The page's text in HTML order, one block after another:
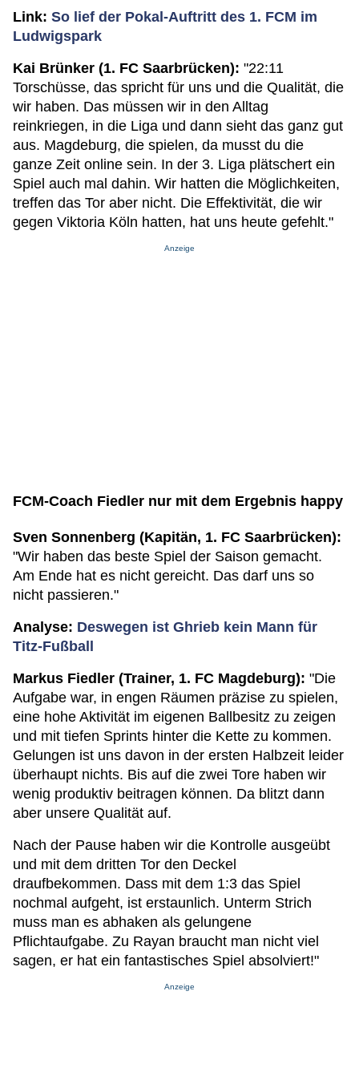
Link: So lief der Pokal-Auftritt des 1. FCM im
Ludwigspark
Kai Brünker (1. FC Saarbrücken): "22:11
Torschüsse, das spricht für uns und die Qualität, die
wir haben. Das müssen wir in den Alltag
reinkriegen, in die Liga und dann sieht das ganz gut
aus. Magdeburg, die spielen, da musst du die
ganze Zeit online sein. In der 3. Liga plätschert ein
Spiel auch mal dahin. Wir hatten die Möglichkeiten,
treffen das Tor aber nicht. Die Effektivität, die wir
gegen Viktoria Köln hatten, hat uns heute gefehlt."
Anzeige
FCM-Coach Fiedler nur mit dem Ergebnis happy
Sven Sonnenberg (Kapitän, 1. FC Saarbrücken):
"Wir haben das beste Spiel der Saison gemacht.
Am Ende hat es nicht gereicht. Das darf uns so
nicht passieren."
Analyse: Deswegen ist Ghrieb kein Mann für
Titz-Fußball
Markus Fiedler (Trainer, 1. FC Magdeburg): "Die
Aufgabe war, in engen Räumen präzise zu spielen,
eine hohe Aktivität im eigenen Ballbesitz zu zeigen
und mit tiefen Sprints hinter die Kette zu kommen.
Gelungen ist uns davon in der ersten Halbzeit leider
überhaupt nichts. Bis auf die zwei Tore haben wir
wenig produktiv beitragen können. Da blitzt dann
aber unsere Qualität auf.
Nach der Pause haben wir die Kontrolle ausgeübt
und mit dem dritten Tor den Deckel
draufbekommen. Dass mit dem 1:3 das Spiel
nochmal aufgeht, ist erstaunlich. Unterm Strich
muss man es abhaken als gelungene
Pflichtaufgabe. Zu Rayan braucht man nicht viel
sagen, er hat ein fantastisches Spiel absolviert!"
Anzeige